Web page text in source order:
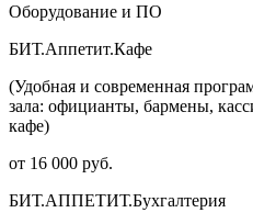
Оборудование и ПО
БИТ.Аппетит.Кафе
(Удобная и современная
зала: официанты, бармены,
кафе)
от 16 000 руб.
БИТ.АППЕТИТ.Бухгалтерия